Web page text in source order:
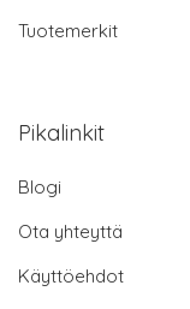
Tuotemerkit
Pikalinkit
Blogi
Ota yhteyttä
Käyttöehdot